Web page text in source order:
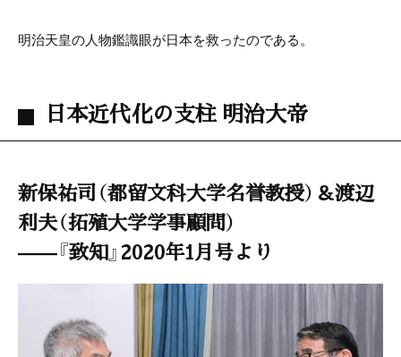
明治天皇の人物鑑識眼が日本を救ったのである。
日本近代化の支柱 明治大帝
新保祐司（都留文科大学名誉教授）＆渡辺
利夫（拓殖大学学事顧問）
——『致知』2020年1月号より